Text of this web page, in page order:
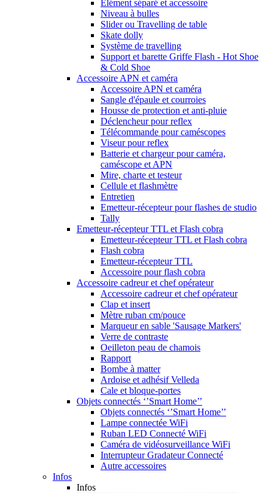
Elément séparé et accessoire
Niveau à bulles
Slider ou Travelling de table
Skate dolly
Système de travelling
Support et barette Griffe Flash - Hot Shoe
& Cold Shoe
Accessoire APN et caméra
Accessoire APN et caméra
Sangle d'épaule et courroies
Housse de protection et anti-pluie
Déclencheur pour reflex
Télécommande pour caméscopes
Viseur pour reflex
Batterie et chargeur pour caméra,
caméscope et APN
Mire, charte et testeur
Cellule et flashmètre
Entretien
Emetteur-récepteur pour flashes de studio
Tally
Emetteur-récepteur TTL et Flash cobra
Emetteur-récepteur TTL et Flash cobra
Flash cobra
Emetteur-récepteur TTL
Accessoire pour flash cobra
Accessoire cadreur et chef opérateur
Accessoire cadreur et chef opérateur
Clap et insert
Mètre ruban cm/pouce
Marqueur en sable 'Sausage Markers'
Verre de contraste
Oeilleton peau de chamois
Rapport
Bombe à matter
Ardoise et adhésif Velleda
Cale et bloque-portes
Objets connectés ‘’Smart Home’’
Objets connectés ‘’Smart Home’’
Lampe connectée WiFi
Ruban LED Connecté WiFi
Caméra de vidéosurveillance WiFi
Interrupteur Gradateur Connecté
Autre accessoires
Infos
Infos